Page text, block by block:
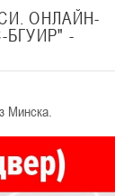
ОНЛАЙН-
-
Минска.